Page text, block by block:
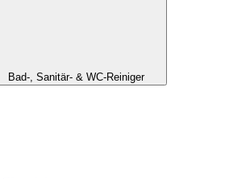
Bad-, Sanitär- & WC-Reiniger